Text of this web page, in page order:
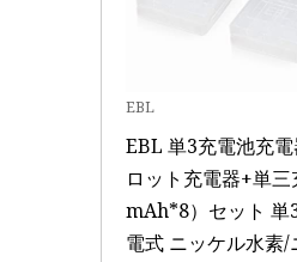
EBL
EBL 単3充電池充
ロット充電器+単
mAh*8）セット 単
電式 ニッケル水素/